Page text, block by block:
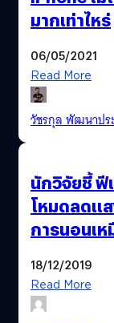
มากเท่าไหร่
06/05/2021
Read More
วัชรกุล พัฒนาปร
นักวิจัยชี้ ฟี
โหมดลดแ
การนอนเ
18/12/2019
Read More